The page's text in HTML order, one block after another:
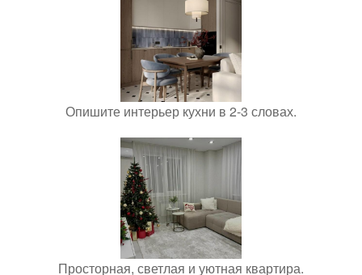
Опишите интерьер кухни в 2-3 словах.
Просторная, светлая и уютная квартира.